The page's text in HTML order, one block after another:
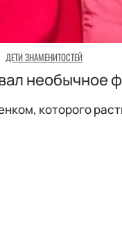
ДЕТИ ЗНАМЕНИТОСТЕЙ
необычное
которого